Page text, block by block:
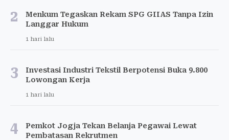
2
Menkum Tegaskan Rekam SPG GIIAS Tanpa Izin
Langgar Hukum
1 hari lalu
3
Investasi Industri Tekstil Berpotensi Buka 9.800
Lowongan Kerja
1 hari lalu
4
Pemkot Jogja Tekan Belanja Pegawai Lewat
Pembatasan Rekrutmen